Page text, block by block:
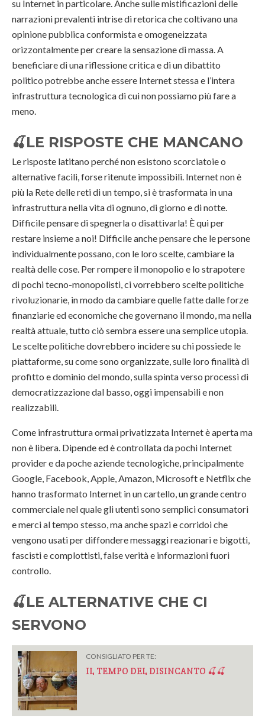
su Internet in particolare. Anche sulle mistificazioni delle
narrazioni prevalenti intrise di retorica che coltivano una
opinione pubblica conformista e omogeneizzata
orizzontalmente per creare la sensazione di massa. A
beneficiare di una riflessione critica e di un dibattito
politico potrebbe anche essere Internet stessa e l’intera
infrastruttura tecnologica di cui non possiamo più fare a
meno.
🍒LE RISPOSTE CHE MANCANO
Le risposte latitano perché non esistono scorciatoie o
alternative facili, forse ritenute impossibili. Internet non è
più la Rete delle reti di un tempo, si è trasformata in una
infrastruttura nella vita di ognuno, di giorno e di notte.
Difficile pensare di spegnerla o disattivarla! È qui per
restare insieme a noi! Difficile anche pensare che le persone
individualmente possano, con le loro scelte, cambiare la
realtà delle cose. Per rompere il monopolio e lo strapotere
di pochi tecno-monopolisti, ci vorrebbero scelte politiche
rivoluzionarie, in modo da cambiare quelle fatte dalle forze
finanziarie ed economiche che governano il mondo, ma nella
realtà attuale, tutto ciò sembra essere una semplice utopia.
Le scelte politiche dovrebbero incidere su chi possiede le
piattaforme, su come sono organizzate, sulle loro finalità di
profitto e dominio del mondo, sulla spinta verso processi di
democratizzazione dal basso, oggi impensabili e non
realizzabili.
Come infrastruttura ormai privatizzata Internet è aperta ma
non è libera. Dipende ed è controllata da pochi Internet
provider e da poche aziende tecnologiche, principalmente
Google, Facebook, Apple, Amazon, Microsoft e Netflix che
hanno trasformato Internet in un cartello, un grande centro
commerciale nel quale gli utenti sono semplici consumatori
e merci al tempo stesso, ma anche spazi e corridoi che
vengono usati per diffondere messaggi reazionari e bigotti,
fascisti e complottisti, false verità e informazioni fuori
controllo.
🍒LE ALTERNATIVE CHE CI
SERVONO
CONSIGLIATO PER TE:
IL TEMPO DEL DISINCANTO 🍒🍒